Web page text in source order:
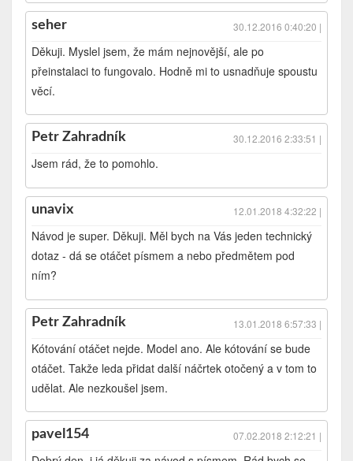
seher 30.12.2016 0:40:20 |
Děkuji. Myslel jsem, že mám nejnovější, ale po
přeinstalaci to fungovalo. Hodně mi to usnadňuje spoustu
věcí.
Petr Zahradník 30.12.2016 2:33:51 |
Jsem rád, že to pomohlo.
unavix 12.01.2018 4:32:22 |
Návod je super. Děkuji. Měl bych na Vás jeden technický
dotaz - dá se otáčet písmem a nebo předmětem pod
ním?
Petr Zahradník 13.01.2018 6:57:33 |
Kótování otáčet nejde. Model ano. Ale kótování se bude
otáčet. Takže leda přidat další náčrtek otočený a v tom to
udělat. Ale nezkoušel jsem.
pavel154 07.02.2018 2:12:21 |